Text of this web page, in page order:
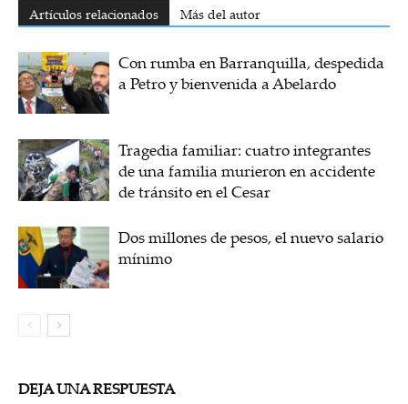
Artículos relacionados Más del autor
Con rumba en Barranquilla, despedida
a Petro y bienvenida a Abelardo
Tragedia familiar: cuatro integrantes
de una familia murieron en accidente
de tránsito en el Cesar
Dos millones de pesos, el nuevo salario
mínimo
DEJA UNA RESPUESTA